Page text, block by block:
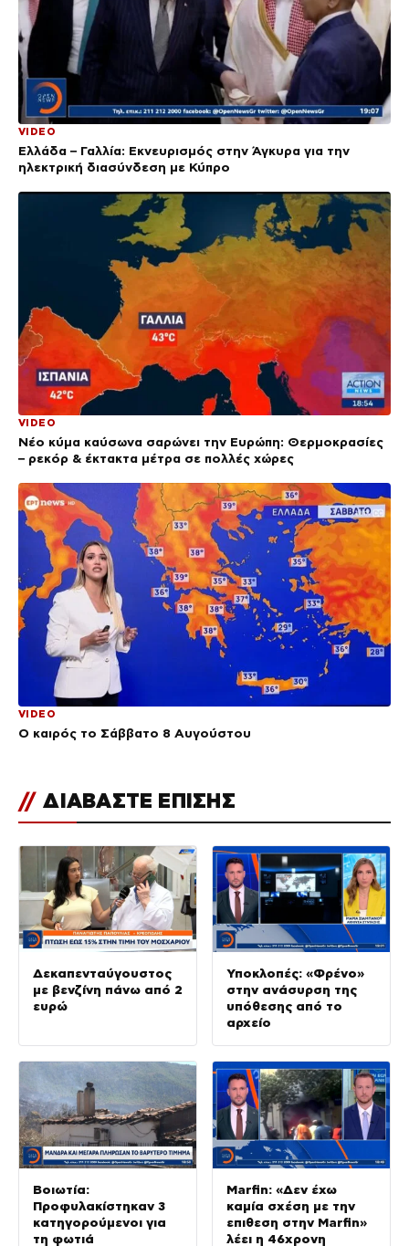
VIDEO
Ελλάδα – Γαλλία: Εκνευρισμός στην Άγκυρα για την
ηλεκτρική διασύνδεση με Κύπρο
VIDEO
Νέο κύμα καύσωνα σαρώνει την Ευρώπη: Θερμοκρασίες
– ρεκόρ & έκτακτα μέτρα σε πολλές χώρες
VIDEO
Ο καιρός το Σάββατο 8 Αυγούστου
// ΔΙΑΒΑΣΤΕ ΕΠΙΣΗΣ
Δεκαπενταύγουστος
με βενζίνη πάνω από 2
ευρώ
Υποκλοπές: «Φρένο»
στην ανάσυρση της
υπόθεσης από το
αρχείο
Βοιωτία:
Προφυλακίστηκαν 3
κατηγορούμενοι για
τη φωτιά
Marfin: «Δεν έχω
καμία σχέση με την
επιθεση στην Marfin»
λέει η 46χρονη